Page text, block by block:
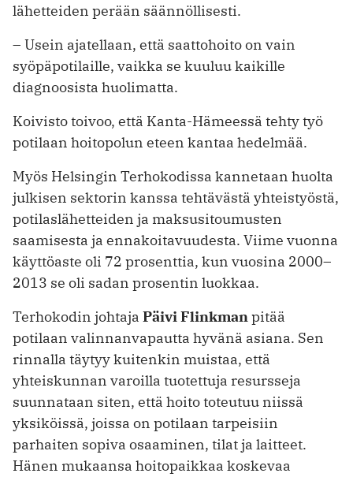
lähetteiden perään säännöllisesti.
– Usein ajatellaan, että saattohoito on vain
syöpäpotilaille, vaikka se kuuluu kaikille
diagnoosista huolimatta.
Koivisto toivoo, että Kanta-Hämeessä tehty työ
potilaan hoitopolun eteen kantaa hedelmää.
Myös Helsingin Terhokodissa kannetaan huolta
julkisen sektorin kanssa tehtävästä yhteistyöstä,
potilaslähetteiden ja maksusitoumusten
saamisesta ja ennakoitavuudesta. Viime vuonna
käyttöaste oli 72 prosenttia, kun vuosina 2000–
2013 se oli sadan prosentin luokkaa.
Terhokodin johtaja Päivi Flinkmanpitää
potilaan valinnanvapautta hyvänä asiana. Sen
rinnalla täytyy kuitenkin muistaa, että
yhteiskunnan varoilla tuotettuja resursseja
suunnataan siten, että hoito toteutuu niissä
yksiköissä, joissa on potilaan tarpeisiin
parhaiten sopiva osaaminen, tilat ja laitteet.
Hänen mukaansa hoitopaikkaa koskevaa